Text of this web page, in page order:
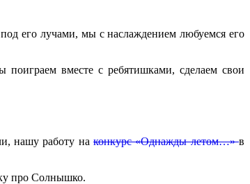
его лучами, мы с наслаждением любуемся его
вместе с ребятишками, сделаем свои
нашу работу наконкурс «Однажды летом…»в
про Солнышко.